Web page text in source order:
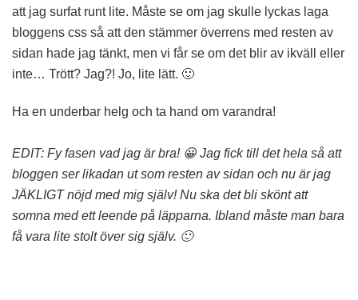
att jag surfat runt lite. Måste se om jag skulle lyckas laga
bloggens css så att den stämmer överrens med resten av
sidan hade jag tänkt, men vi får se om det blir av ikväll eller
inte… Trött? Jag?! Jo, lite lätt. 🙂
Ha en underbar helg och ta hand om varandra!
EDIT: Fy fasen vad jag är bra! 😀 Jag fick till det hela så att
bloggen ser likadan ut som resten av sidan och nu är jag
JÄKLIGT nöjd med mig själv! Nu ska det bli skönt att
somna med ett leende på läpparna. Ibland måste man bara
få vara lite stolt över sig själv. 🙂